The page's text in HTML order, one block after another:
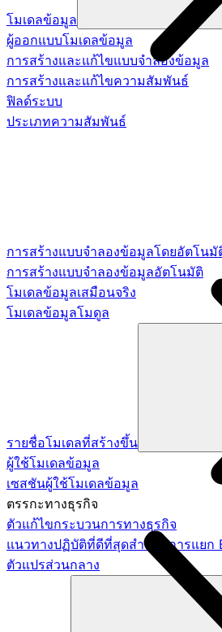
โมเดลข้อมูล
ผู้ออกแบบโมเดลข้อมูล
การสร้างและแก้ไขแบบจำลองข้อมูล
การสร้างและแก้ไขความสัมพันธ์
ฟิลด์ระบบ
ประเภทความสัมพันธ์
การสร้างแบบจำลองข้อมูลโดยอัตโนมั
การสร้างแบบจำลองข้อมูลอัตโนมัติ
โมเดลข้อมูลเสมือนจริง
โมเดลข้อมูลโมดูล
รายชื่อโมเดลที่สร้างขึ้น
ผู้ใช้โมเดลข้อมูล
เซสชันผู้ใช้โมเดลข้อมูล
ตรรกะทางธุรกิจ
ตัวแก้ไขกระบวนการทางธุรกิจ
แนวทางปฏิบัติที่ดีที่สุดสำหรับการแยก
ตัวแปรส่วนกลาง